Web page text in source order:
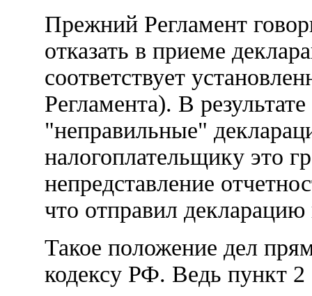
Прежний Регламент
отказать в приеме
соответствует
Регламента). В
"неправильные"
налогоплательщику это
непредставление
что отправил
Такое положение дел
кодексу РФ. Ведь пункт